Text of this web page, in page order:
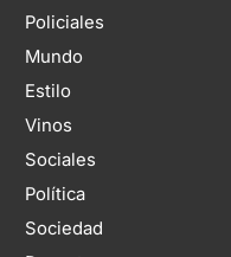
Policiales
Mundo
Estilo
Vinos
Sociales
Política
Sociedad